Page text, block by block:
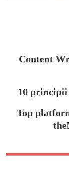
Content
10 principii
Top